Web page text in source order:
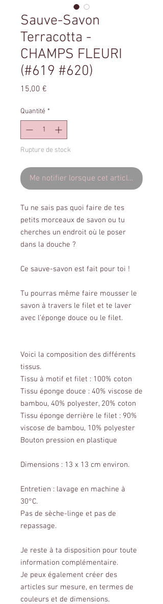
Sauve-Savon
Terracotta -
CHAMPS FLEURI
(#619 #620)
15,00 €
Quantité *
Rupture de stock
Me notifier lorsque cet article est
Tu ne sais pas quoi faire de tes
petits morceaux de savon ou tu
cherches un endroit où le poser
dans la douche ?
Ce sauve-savon est fait pour toi !
Tu pourras même faire mousser le
savon à travers le filet et te laver
avec l’éponge douce ou le filet.
Voici la composition des différents
tissus.
Tissu à motif et filet : 100% coton
Tissu éponge douce : 40% viscose de
bambou, 40% polyester, 20% coton
Tissu éponge derrière le filet : 90%
viscose de bambou, 10% polyester
Bouton pression en plastique
Dimensions : 13 x 13 cm environ.
Entretien : lavage en machine à
30°C.
Pas de sèche-linge et pas de
repassage.
Je reste à ta disposition pour toute
information complémentaire.
Je peux également créer des
articles sur mesure, en termes de
couleurs et de dimensions.